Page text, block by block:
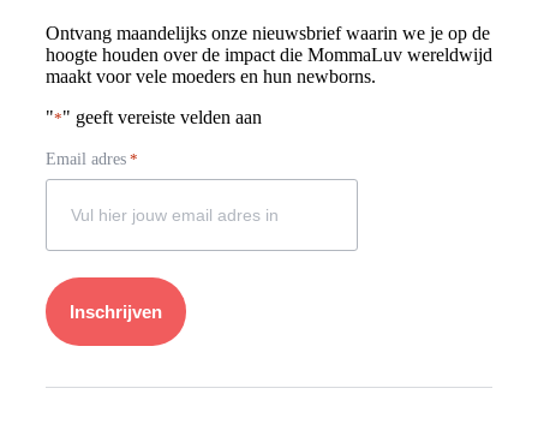
Ontvang maandelijks onze nieuwsbrief waarin we je op de
hoogte houden over de impact die MommaLuv wereldwijd
maakt voor vele moeders en hun newborns.
"*" geeft vereiste velden aan
Email adres *